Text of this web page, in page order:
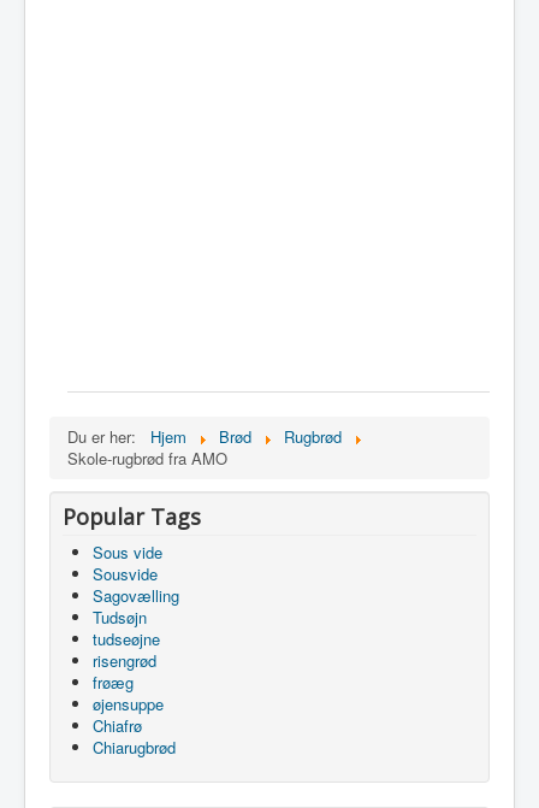
Du er her: Hjem Brød
Rugbrød
Skole-rugbrød fra AMO
Popular Tags
Sous vide
Sousvide
Sagovælling
Tudsøjn
tudseøjne
risengrød
frøæg
øjensuppe
Chiafrø
Chiarugbrød